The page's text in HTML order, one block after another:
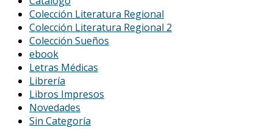
Colección Literatura Regional
Colección Literatura Regional 2
Colección Sueños
ebook
Letras Médicas
Librería
Libros Impresos
Novedades
Sin Categoría